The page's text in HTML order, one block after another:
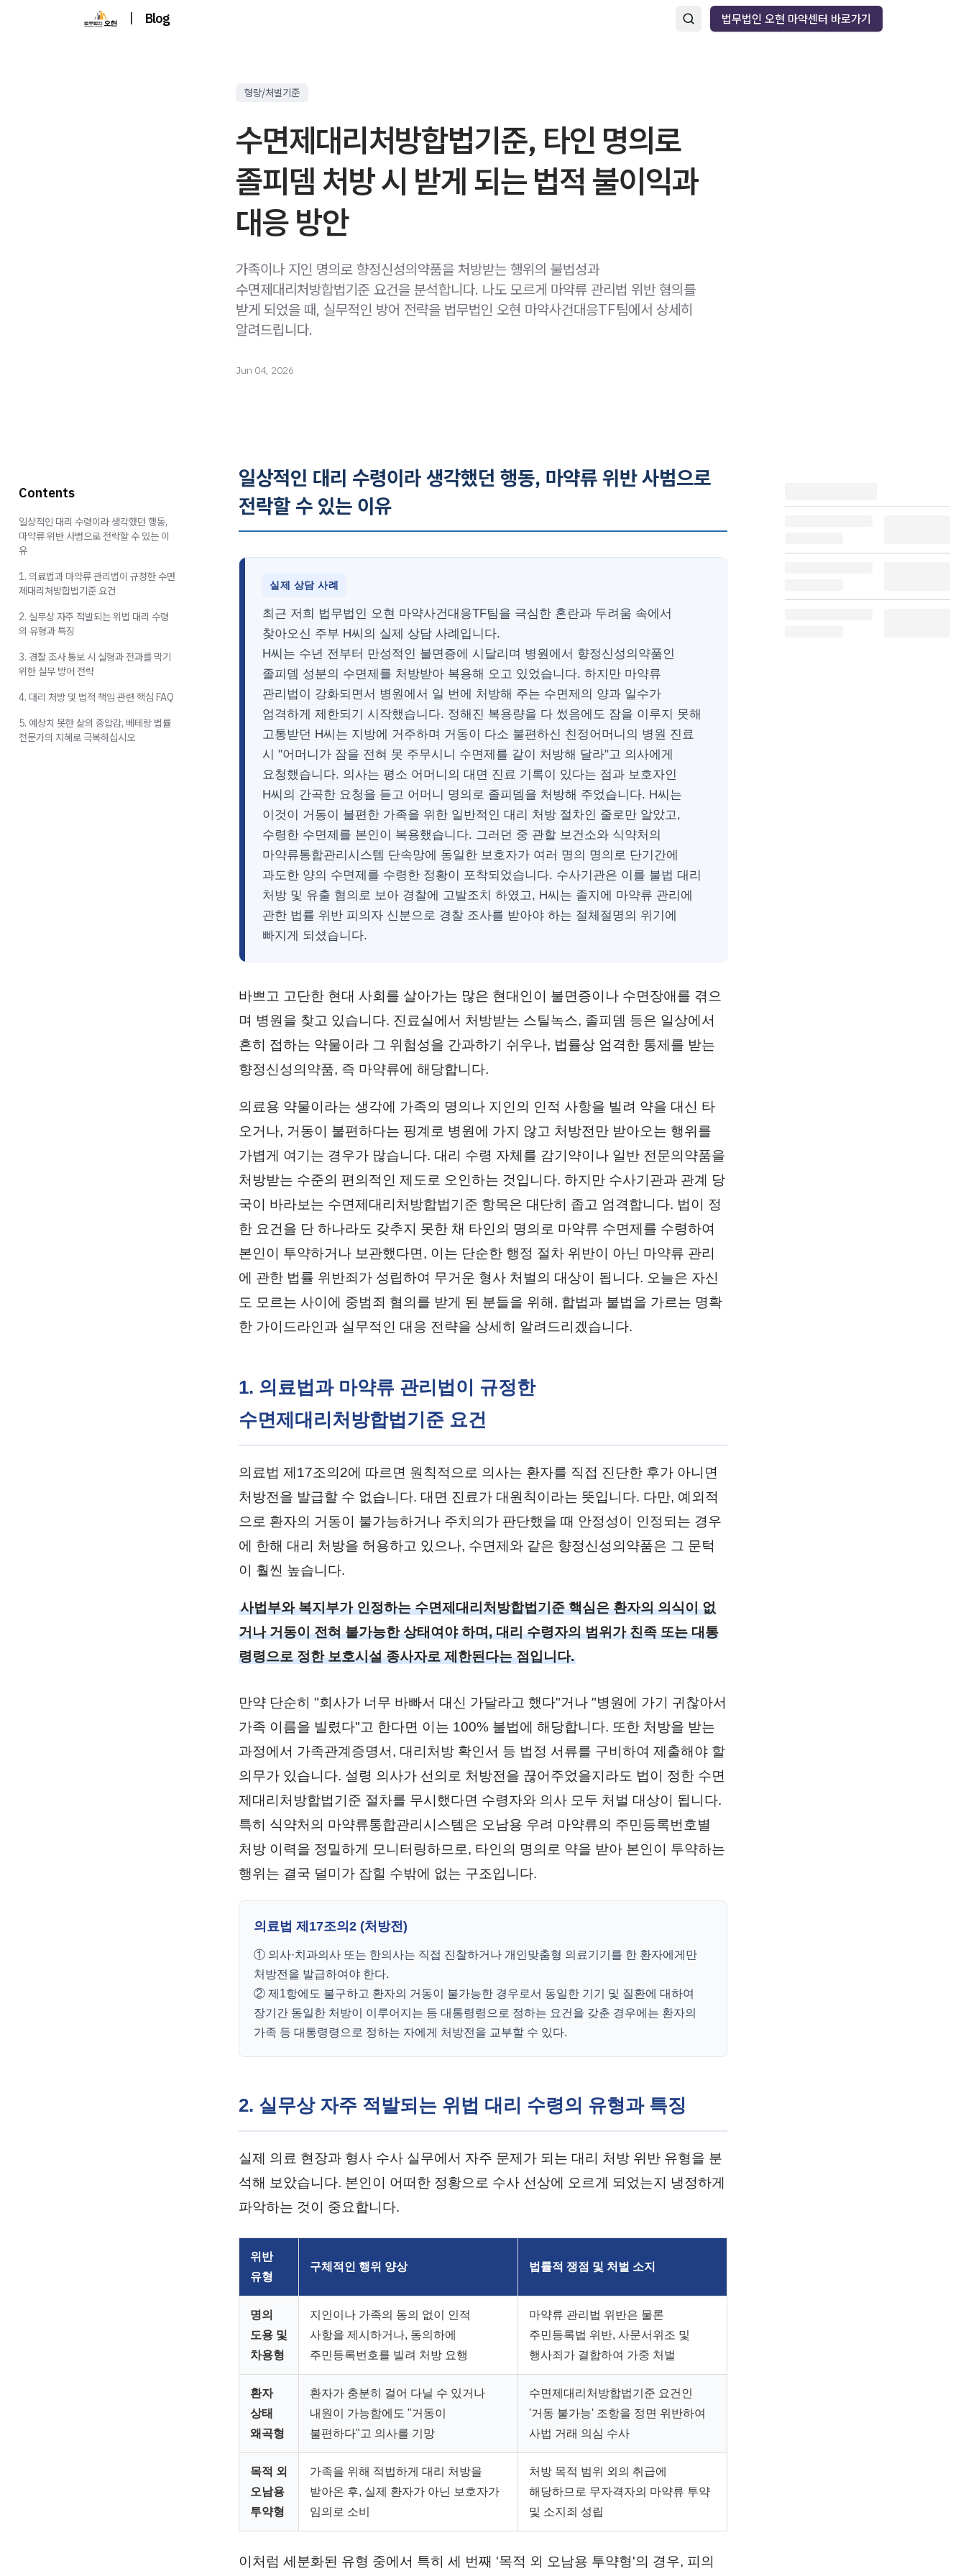
| Blog 법무법인 오현 마약센터 바로가기
형량/처벌기준
수면제대리처방합법기준, 타인 명의로
졸피뎀 처방 시 받게 되는 법적 불이익과
대응 방안
가족이나 지인 명의로 향정신성의약품을 처방받는 행위의 불법성과
수면제대리처방합법기준 요건을 분석합니다. 나도 모르게 마약류 관리법 위반 혐의를
받게 되었을 때, 실무적인 방어 전략을 법무법인 오현 마약사건대응TF팀에서 상세히
알려드립니다.
Jun 04, 2026
일상적인 대리 수령이라 생각했던 행동, 마약류 위반 사범으로
전락할 수 있는 이유
실제 상담 사례
최근 저희 법무법인 오현 마약사건대응TF팀을 극심한 혼란과 두려움 속에서
찾아오신 주부 H씨의 실제 상담 사례입니다.
H씨는 수년 전부터 만성적인 불면증에 시달리며 병원에서 향정신성의약품인
졸피뎀 성분의 수면제를 처방받아 복용해 오고 있었습니다. 하지만 마약류
관리법이 강화되면서 병원에서 일 번에 처방해 주는 수면제의 양과 일수가
엄격하게 제한되기 시작했습니다. 정해진 복용량을 다 썼음에도 잠을 이루지 못해
고통받던 H씨는 지방에 거주하며 거동이 다소 불편하신 친정어머니의 병원 진료
시 "어머니가 잠을 전혀 못 주무시니 수면제를 같이 처방해 달라"고 의사에게
요청했습니다. 의사는 평소 어머니의 대면 진료 기록이 있다는 점과 보호자인
H씨의 간곡한 요청을 듣고 어머니 명의로 졸피뎀을 처방해 주었습니다. H씨는
이것이 거동이 불편한 가족을 위한 일반적인 대리 처방 절차인 줄로만 알았고,
수령한 수면제를 본인이 복용했습니다. 그러던 중 관할 보건소와 식약처의
마약류통합관리시스템 단속망에 동일한 보호자가 여러 명의 명의로 단기간에
과도한 양의 수면제를 수령한 정황이 포착되었습니다. 수사기관은 이를 불법 대리
처방 및 유출 혐의로 보아 경찰에 고발조치 하였고, H씨는 졸지에 마약류 관리에
관한 법률 위반 피의자 신분으로 경찰 조사를 받아야 하는 절체절명의 위기에
빠지게 되셨습니다.
바쁘고 고단한 현대 사회를 살아가는 많은 현대인이 불면증이나 수면장애를 겪으
며 병원을 찾고 있습니다. 진료실에서 처방받는 스틸녹스, 졸피뎀 등은 일상에서
흔히 접하는 약물이라 그 위험성을 간과하기 쉬우나, 법률상 엄격한 통제를 받는
향정신성의약품, 즉 마약류에 해당합니다.
의료용 약물이라는 생각에 가족의 명의나 지인의 인적 사항을 빌려 약을 대신 타
오거나, 거동이 불편하다는 핑계로 병원에 가지 않고 처방전만 받아오는 행위를
가볍게 여기는 경우가 많습니다. 대리 수령 자체를 감기약이나 일반 전문의약품을
처방받는 수준의 편의적인 제도로 오인하는 것입니다. 하지만 수사기관과 관계 당
국이 바라보는 수면제대리처방합법기준 항목은 대단히 좁고 엄격합니다. 법이 정
한 요건을 단 하나라도 갖추지 못한 채 타인의 명의로 마약류 수면제를 수령하여
본인이 투약하거나 보관했다면, 이는 단순한 행정 절차 위반이 아닌 마약류 관리
에 관한 법률 위반죄가 성립하여 무거운 형사 처벌의 대상이 됩니다. 오늘은 자신
도 모르는 사이에 중범죄 혐의를 받게 된 분들을 위해, 합법과 불법을 가르는 명확
한 가이드라인과 실무적인 대응 전략을 상세히 알려드리겠습니다.
1. 의료법과 마약류 관리법이 규정한
수면제대리처방합법기준 요건
의료법 제17조의2에 따르면 원칙적으로 의사는 환자를 직접 진단한 후가 아니면
처방전을 발급할 수 없습니다. 대면 진료가 대원칙이라는 뜻입니다. 다만, 예외적
으로 환자의 거동이 불가능하거나 주치의가 판단했을 때 안정성이 인정되는 경우
에 한해 대리 처방을 허용하고 있으나, 수면제와 같은 향정신성의약품은 그 문턱
이 훨씬 높습니다.
사법부와 복지부가 인정하는 수면제대리처방합법기준 핵심은 환자의 의식이 없
거나 거동이 전혀 불가능한 상태여야 하며, 대리 수령자의 범위가 친족 또는 대통
령령으로 정한 보호시설 종사자로 제한된다는 점입니다.
만약 단순히 "회사가 너무 바빠서 대신 가달라고 했다"거나 "병원에 가기 귀찮아서
가족 이름을 빌렸다"고 한다면 이는 100% 불법에 해당합니다. 또한 처방을 받는
과정에서 가족관계증명서, 대리처방 확인서 등 법정 서류를 구비하여 제출해야 할
의무가 있습니다. 설령 의사가 선의로 처방전을 끊어주었을지라도 법이 정한 수면
제대리처방합법기준 절차를 무시했다면 수령자와 의사 모두 처벌 대상이 됩니다.
특히 식약처의 마약류통합관리시스템은 오남용 우려 마약류의 주민등록번호별
처방 이력을 정밀하게 모니터링하므로, 타인의 명의로 약을 받아 본인이 투약하는
행위는 결국 덜미가 잡힐 수밖에 없는 구조입니다.
의료법 제17조의2 (처방전)
① 의사·치과의사 또는 한의사는 직접 진찰하거나 개인맞춤형 의료기기를 한 환자에게만
처방전을 발급하여야 한다.
② 제1항에도 불구하고 환자의 거동이 불가능한 경우로서 동일한 기기 및 질환에 대하여
장기간 동일한 처방이 이루어지는 등 대통령령으로 정하는 요건을 갖춘 경우에는 환자의
가족 등 대통령령으로 정하는 자에게 처방전을 교부할 수 있다.
2. 실무상 자주 적발되는 위법 대리 수령의 유형과 특징
실제 의료 현장과 형사 수사 실무에서 자주 문제가 되는 대리 처방 위반 유형을 분
석해 보았습니다. 본인이 어떠한 정황으로 수사 선상에 오르게 되었는지 냉정하게
파악하는 것이 중요합니다.
위반
유형
구체적인 행위 양상 법률적 쟁점 및 처벌 소지
명의
도용 및
차용형
지인이나 가족의 동의 없이 인적
사항을 제시하거나, 동의하에
주민등록번호를 빌려 처방 요행
마약류 관리법 위반은 물론
주민등록법 위반, 사문서위조 및
행사죄가 결합하여 가중 처벌
환자
상태
왜곡형
환자가 충분히 걸어 다닐 수 있거나
내원이 가능함에도 "거동이
불편하다"고 의사를 기망
수면제대리처방합법기준 요건인
'거동 불가능' 조항을 정면 위반하여
사법 거래 의심 수사
목적 외
오남용
투약형
가족을 위해 적법하게 대리 처방을
받아온 후, 실제 환자가 아닌 보호자가
임의로 소비
처방 목적 범위 외의 취급에
해당하므로 무자격자의 마약류 투약
및 소지죄 성립
이처럼 세분화된 유형 중에서 특히 세 번째 '목적 외 오남용 투약형'의 경우, 피의
Contents
일상적인 대리 수령이라 생각했던 행동,
마약류 위반 사범으로 전락할 수 있는 이
유
1. 의료법과 마약류 관리법이 규정한 수면
제대리처방합법기준 요건
2. 실무상 자주 적발되는 위법 대리 수령
의 유형과 특징
3. 경찰 조사 통보 시 실형과 전과를 막기
위한 실무 방어 전략
4. 대리 처방 및 법적 책임 관련 핵심 FAQ
5. 예상치 못한 삶의 중압감, 베테랑 법률
전문가의 지혜로 극복하십시오